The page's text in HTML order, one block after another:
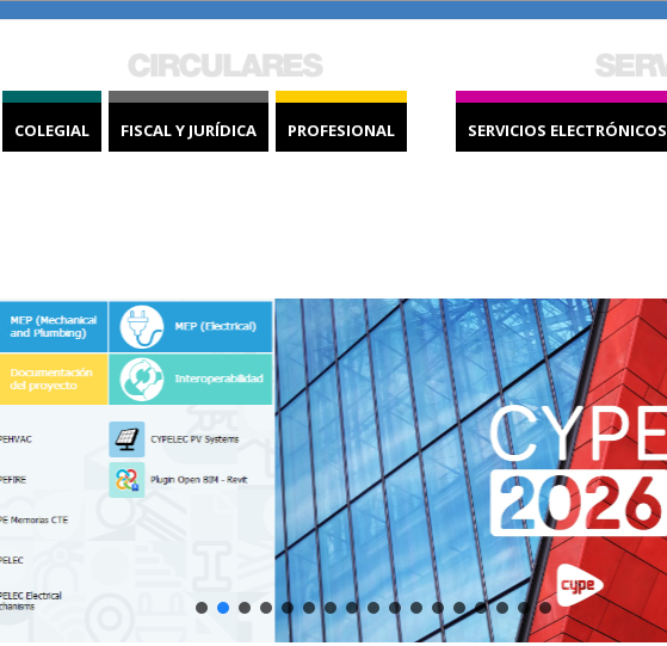
COLEGIAL FISCAL Y JURÍDICA PROFESIONAL SERVICIOS ELECTRÓNICOS